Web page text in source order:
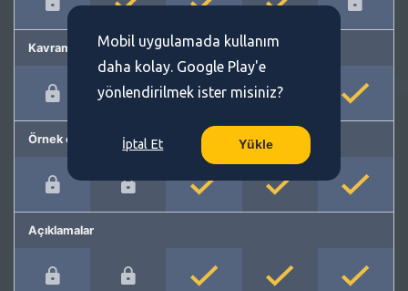
Kavram önerme
Örnek cümleler
Açıklamalar
Mobil uygulamada kullanım
daha kolay. Google Play'e
yönlendirilmek ister misiniz?
İptal Et Yükle